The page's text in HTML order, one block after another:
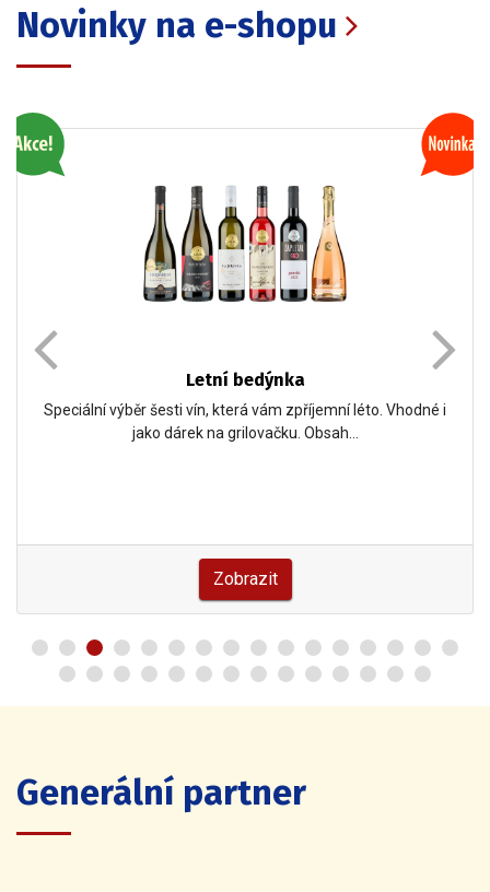
Novinky na e-shopu
Letní bedýnka
Speciální výběr šesti vín, která vám zpříjemní léto. Vhodné i
jako dárek na grilovačku. Obsah…
Zobrazit
Generální partner